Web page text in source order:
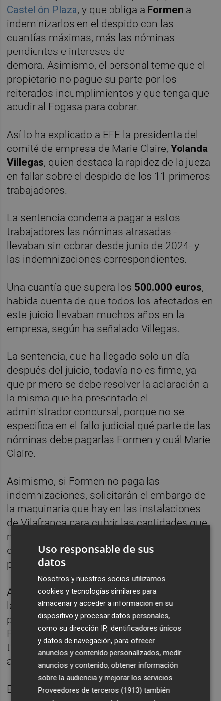
Castellón Plaza, y que obliga a Formen a
indeminizarlos en el despido con las
cuantías máximas, más las nóminas
pendientes e intereses de
demora. Asimismo, el personal teme que el
propietario no pague su parte por los
reiterados incumplimientos y que tenga que
acudir al Fogasa para cobrar.
Así lo ha explicado a EFE la presidenta del
comité de empresa de Marie Claire,Yolanda
Villegas, quien destaca la rapidez de la jueza
en fallar sobre el despido de los 11 primeros
trabajadores.
La sentencia condena a pagar a estos
trabajadores las nóminas atrasadas -
llevaban sin cobrar desde junio de 2024- y
las indemnizaciones correspondientes.
Una cuantía que supera los 500.000 euros,
habida cuenta de que todos los afectados en
este juicio llevaban muchos años en la
empresa, según ha señalado Villegas.
La sentencia, que ha llegado solo un día
después del juicio, todavía no es firme, ya
que primero se debe resolver la aclaración a
la misma que ha presentado el
administrador concursal, porque no se
especifica en el fallo judicial qué parte de las
nóminas debe pagarlas Formen y cuál Marie
Claire.
Asimismo, si Formen no paga las
indemnizaciones, solicitarán el embargo de
la maquinaria que hay en las instalaciones
de Vilafranca para cubrir las cantidades que
no pueda asumir el Fogasa, pero
desconocen la viabilidad de esta operación
por el momento.
Ahora también afrontan la incertidumbre de
la celebración del juicio, que estaba fijado
para el próximo31 de marzo, ya que
Formen envió recientementeuna carta
trabajadores comunicándoles el cese de la
actividad el 30 de marzo.
Esta cercanía en las fechas podría suponer
Uso responsable de sus
datos
Nosotros y nuestros socios utilizamos
cookies y tecnologías similares para
almacenar y acceder a información en su
dispositivo y procesar datos personales,
como su dirección IP, identificadores únicos
y datos de navegación, para ofrecer
anuncios y contenido personalizados, medir
anuncios y contenido, obtener información
sobre la audiencia y mejorar los servicios.
Proveedores de terceros (1913) también